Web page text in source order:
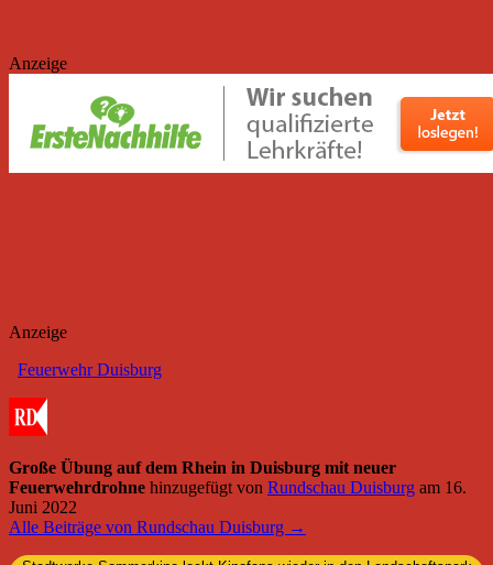
Anzeige
Anzeige
Feuerwehr Duisburg
Große Übung auf dem Rhein in Duisburg mit neuer
Feuerwehrdrohne hinzugefügt von Rundschau Duisburg am 16.
Juni 2022
Alle Beiträge von Rundschau Duisburg →